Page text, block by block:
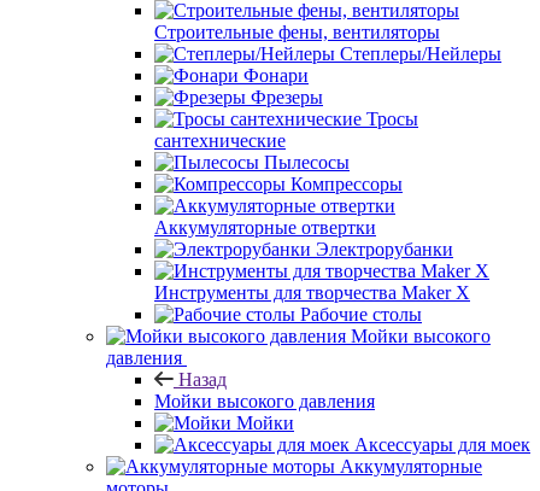
Строительные фены, вентиляторы
Степлеры/Нейлеры
Фонари
Фрезеры
Тросы
сантехнические
Пылесосы
Компрессоры
Аккумуляторные отвертки
Электрорубанки
Инструменты для творчества Maker X
Рабочие столы
Мойки высокого
давления
Назад
Мойки высокого давления
Мойки
Аксессуары для моек
Аккумуляторные